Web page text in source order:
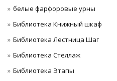
белые фарфоровые урны
Библиотека Книжный шкаф
Библиотека Лестница Шаг
Библиотека Стеллаж
Библиотека Этапы